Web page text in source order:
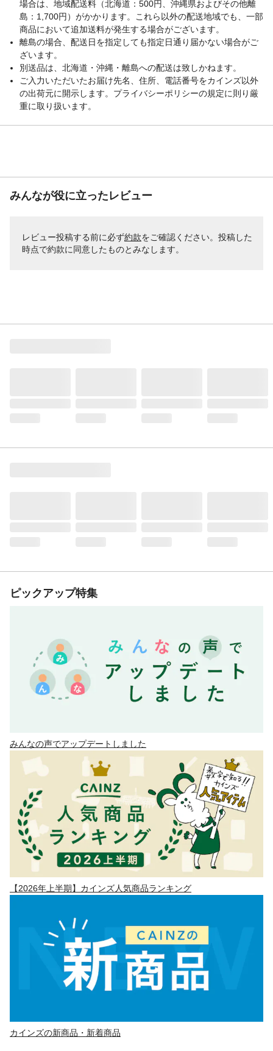
場合は、地域配送料（北海道：500円、沖縄県およびその他離
島：1,700円）がかかります。これら以外の配送地域でも、一部
商品において追加送料が発生する場合がございます。
離島の場合、配送日を指定しても指定日通り届かない場合がご
ざいます。
別送品は、北海道・沖縄・離島への配送は致しかねます。
ご入力いただいたお届け先名、住所、電話番号をカインズ以外
の出荷元に開示します。プライバシーポリシーの規定に則り厳
重に取り扱います。
みんなが役に立ったレビュー
レビュー投稿する前に必ず約款をご確認ください。投稿した
時点で約款に同意したものとみなします。
ピックアップ特集
みんなの声でアップデートしました
【2026年上半期】カインズ人気商品ランキング
カインズの新商品・新着商品